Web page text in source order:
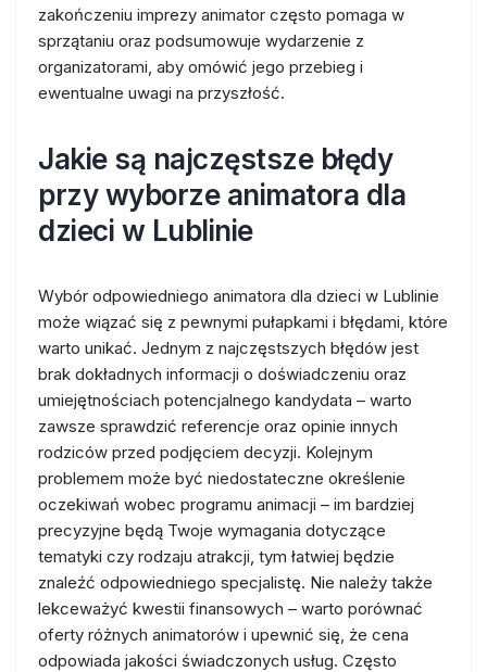
zakończeniu imprezy animator często pomaga w
sprzątaniu oraz podsumowuje wydarzenie z
organizatorami, aby omówić jego przebieg i
ewentualne uwagi na przyszłość.
Jakie są najczęstsze błędy
przy wyborze animatora dla
dzieci w Lublinie
Wybór odpowiedniego animatora dla dzieci w Lublinie
może wiązać się z pewnymi pułapkami i błędami, które
warto unikać. Jednym z najczęstszych błędów jest
brak dokładnych informacji o doświadczeniu oraz
umiejętnościach potencjalnego kandydata – warto
zawsze sprawdzić referencje oraz opinie innych
rodziców przed podjęciem decyzji. Kolejnym
problemem może być niedostateczne określenie
oczekiwań wobec programu animacji – im bardziej
precyzyjne będą Twoje wymagania dotyczące
tematyki czy rodzaju atrakcji, tym łatwiej będzie
znaleźć odpowiedniego specjalistę. Nie należy także
lekceważyć kwestii finansowych – warto porównać
oferty różnych animatorów i upewnić się, że cena
odpowiada jakości świadczonych usług. Często